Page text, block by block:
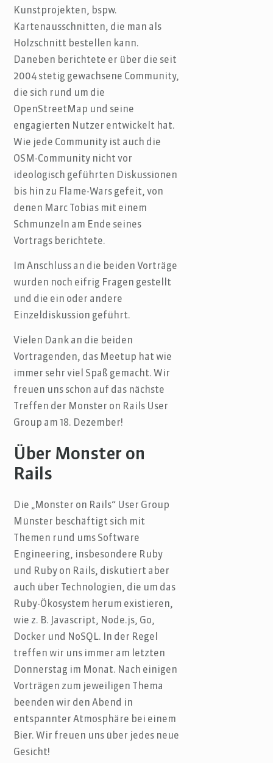
Kunstprojekten, bspw.
Kartenausschnitten, die man als
Holzschnitt bestellen kann.
Daneben berichtete er über die seit
2004 stetig gewachsene Community,
die sich rund um die
OpenStreetMap und seine
engagierten Nutzer entwickelt hat.
Wie jede Community ist auch die
OSM-Community nicht vor
ideologisch geführten Diskussionen
bis hin zu Flame-Wars gefeit, von
denen Marc Tobias mit einem
Schmunzeln am Ende seines
Vortrags berichtete.
Im Anschluss an die beiden Vorträge
wurden noch eifrig Fragen gestellt
und die ein oder andere
Einzeldiskussion geführt.
Vielen Dank an die beiden
Vortragenden, das Meetup hat wie
immer sehr viel Spaß gemacht. Wir
freuen uns schon auf das nächste
Treffen der Monster on Rails User
Group am 18. Dezember!
Über Monster on
Rails
Die „Monster on Rails“ User Group
Münster beschäftigt sich mit
Themen rund ums Software
Engineering, insbesondere Ruby
und Ruby on Rails, diskutiert aber
auch über Technologien, die um das
Ruby-Ökosystem herum existieren,
wie z. B. Javascript, Node.js, Go,
Docker und NoSQL. In der Regel
treffen wir uns immer am letzten
Donnerstag im Monat. Nach einigen
Vorträgen zum jeweiligen Thema
beenden wir den Abend in
entspannter Atmosphäre bei einem
Bier. Wir freuen uns über jedes neue
Gesicht!